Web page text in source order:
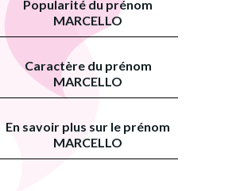
Popularité du prénom
MARCELLO
Caractère du prénom
MARCELLO
En savoir plus sur le prénom
MARCELLO